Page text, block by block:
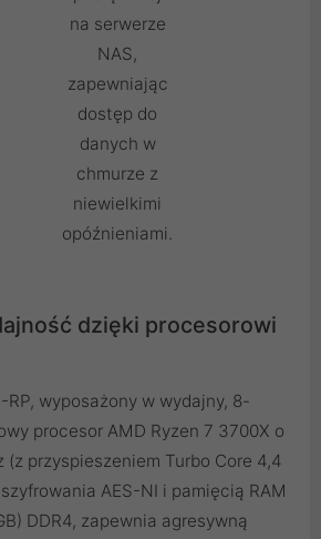
na serwerze
NAS,
zapewniając
dostęp do
danych w
chmurze z
niewielkimi
opóźnieniami.
dzięki procesorowi
RP, wyposażony w wydajny, 8-
procesor AMD Ryzen 7 3700X o
przyspieszeniem Turbo Core 4,4
AES-NI i pamięcią RAM
DDR4, zapewnia agresywną